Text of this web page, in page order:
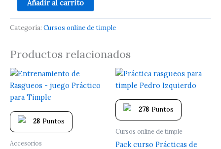
Añadir al carrito
Categoría: Cursos online de timple
Productos relacionados
28 Puntos
Accesorios
278 Puntos
Cursos online de timple
Pack curso Prácticas de